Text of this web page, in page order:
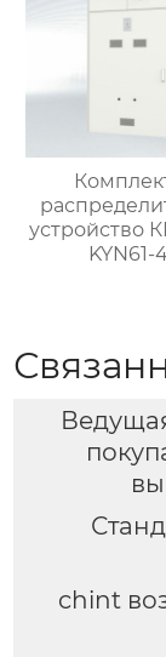
устройство
KYN61-
chint